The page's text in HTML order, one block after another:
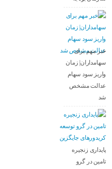
خبر مهم برای
سهامداران| زمان
واریز سود سهام
عدالت مشخص
شد
پایداری زنجیره
تامین در گرو